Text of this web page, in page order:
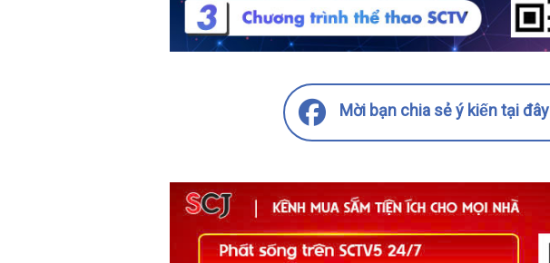
Mời bạn chia sẻ ý kiến tại đây